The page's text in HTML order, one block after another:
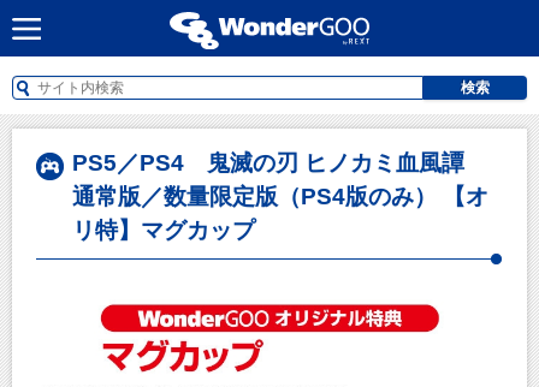
検索
PS5／PS4 鬼滅の刃 ヒノカミ血風譚
通常版／数量限定版（PS4版のみ） 【オ
リ特】マグカップ